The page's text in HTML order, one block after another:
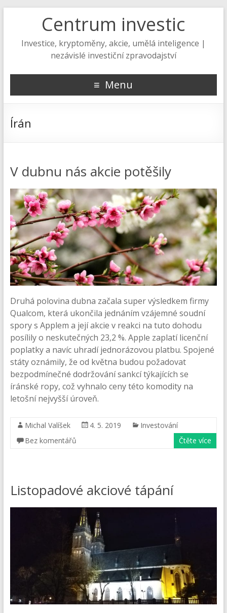
Centrum investic
Investice, kryptoměny, akcie, umělá inteligence |
nezávislé investiční zpravodajství
Menu
Írán
V dubnu nás akcie potěšily
Druhá polovina dubna začala super výsledkem firmy
Qualcom, která ukončila jednáním vzájemné soudní
spory s Applem a její akcie v reakci na tuto dohodu
posílily o neskutečných 23,2 %. Apple zaplatí licenční
poplatky a navíc uhradí jednorázovou platbu. Spojené
státy oznámily, že od května budou požadovat
bezpodmínečné dodržování sankcí týkajících se
íránské ropy, což vyhnalo ceny této komodity na
letošní nejvyšší úroveň.
Michal Valíšek 4. 5. 2019
Investování
Bez komentářů
Čtěte více
Listopadové akciové tápání